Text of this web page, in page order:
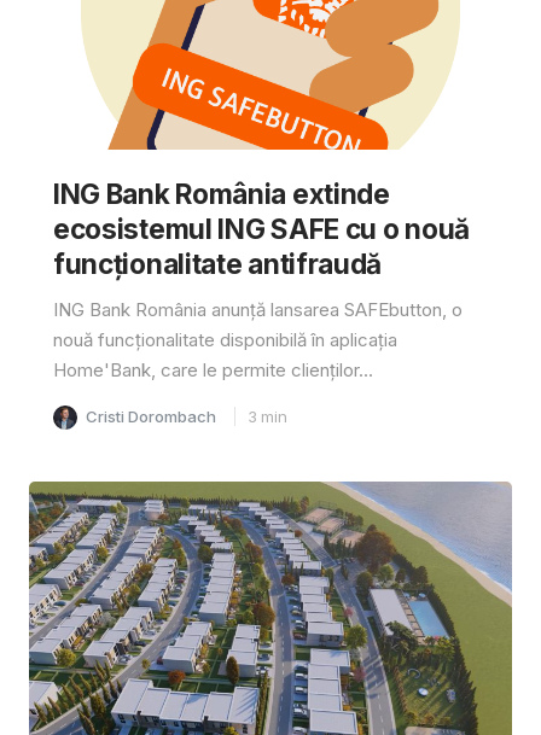
ING Bank România extinde
ecosistemul ING SAFE cu o nouă
funcționalitate antifraudă
ING Bank România anunță lansarea SAFEbutton, o
nouă funcționalitate disponibilă în aplicația
Home'Bank, care le permite clienților...
Cristi Dorombach 3 min